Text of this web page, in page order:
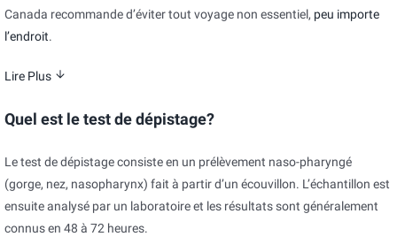
Canada recommande d’éviter tout voyage non essentiel, peu importe
l’endroit.
Lire Plus
Quel est le test de dépistage?
Le test de dépistage consiste en un prélèvement naso-pharyngé
(gorge, nez, nasopharynx) fait à partir d’un écouvillon. L’échantillon est
ensuite analysé par un laboratoire et les résultats sont généralement
connus en 48 à 72 heures.